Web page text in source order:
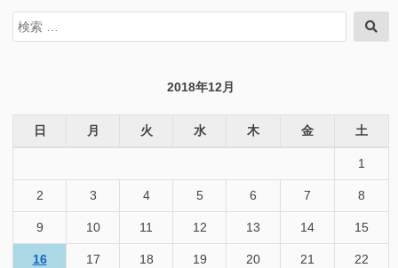
検
索
索
2018年12月
日 月 火 水 木 金 土
1
2 3 4 5 6 7 8
9 10 11 12 13 14 15
16 17 18 19 20 21 22